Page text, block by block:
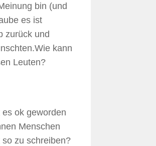
bin (und
es ist
zurück und
kann
Leuten?
ok geworden
Menschen
zu schreiben?